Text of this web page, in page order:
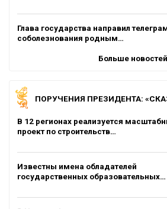
Глава государства направил
соболезнования родным…
Больше новостей
ПОРУЧЕНИЯ ПРЕЗИДЕНТА:
В 12 регионах реализуется
проект по строительств…
Известны имена обладателей
государственных образовательных…